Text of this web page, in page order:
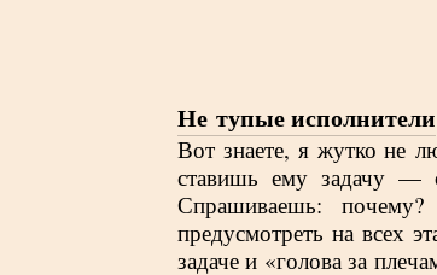
Не тупые исполнители
Вот знаете, я жутко не
ставишь ему задачу —
Спрашиваешь:
предусмотреть на всех
задаче и «голова за